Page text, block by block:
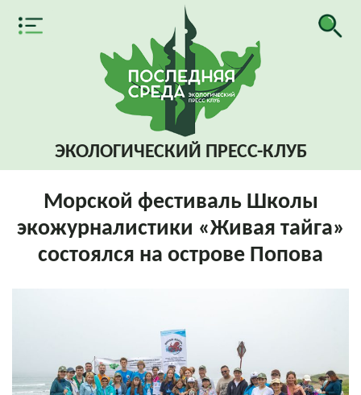
ЭКОЛОГИЧЕСКИЙ ПРЕСС-КЛУБ
Морской фестиваль Школы
экожурналистики «Живая тайга»
состоялся на острове Попова